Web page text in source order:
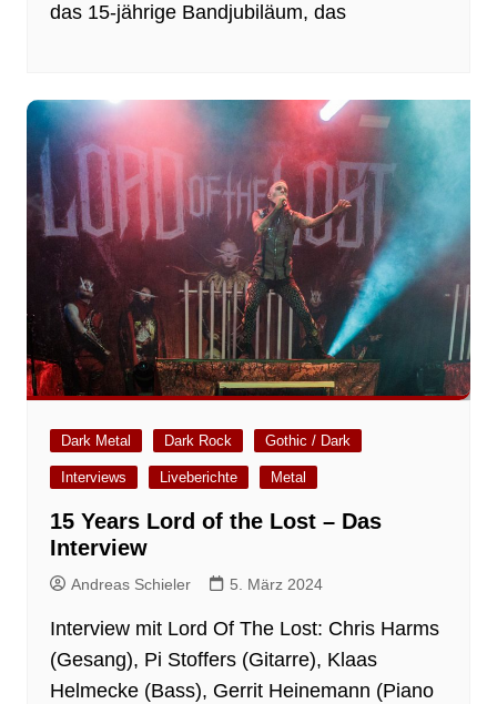
das 15-jährige Bandjubiläum, das
Dark Metal Dark Rock Gothic / Dark
Interviews Liveberichte Metal
15 Years Lord of the Lost – Das
Interview
Andreas Schieler 5. März 2024
Interview mit Lord Of The Lost: Chris Harms
(Gesang), Pi Stoffers (Gitarre), Klaas
Helmecke (Bass), Gerrit Heinemann (Piano